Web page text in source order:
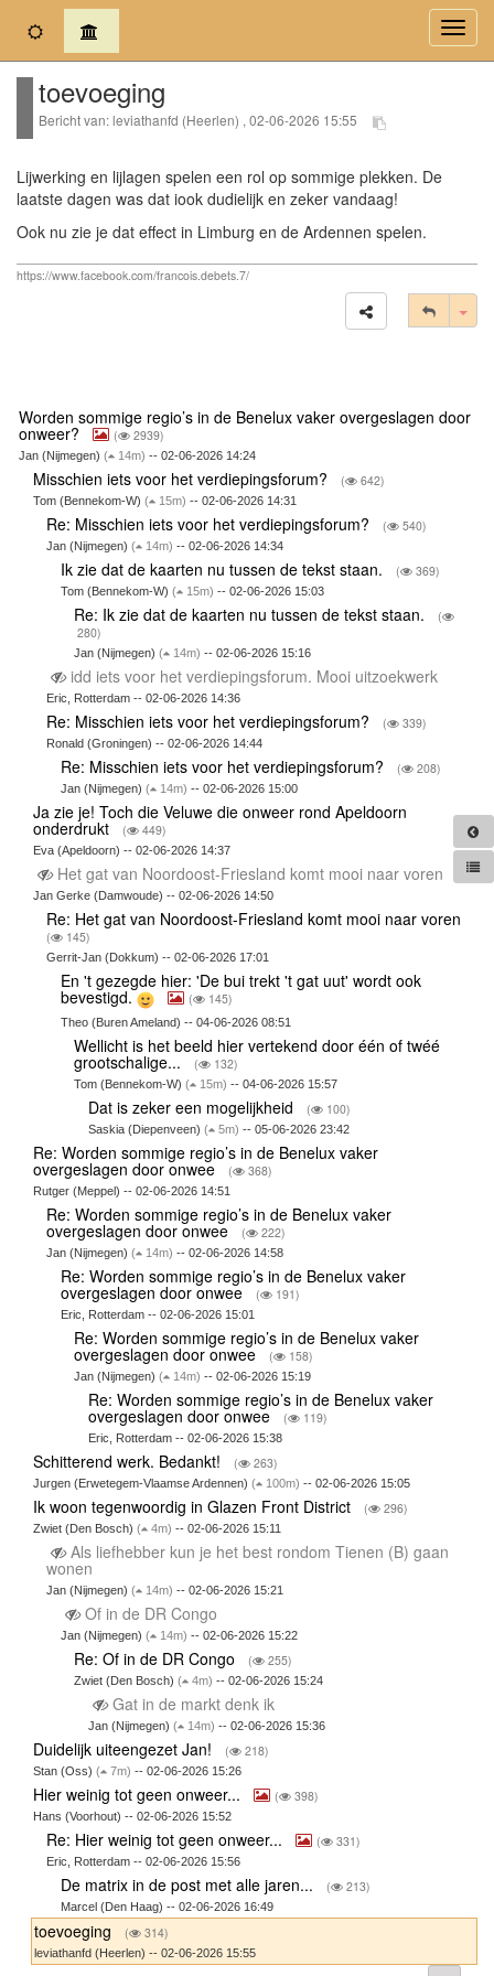
toevoeging
Bericht van: leviathanfd (Heerlen) , 02-06-2026 15:55
Lijwerking en lijlagen spelen een rol op sommige plekken. De
laatste dagen was dat iook dudielijk en zeker vandaag!
Ook nu zie je dat effect in Limburg en de Ardennen spelen.
https://www.facebook.com/francois.debets.7/
Worden sommige regio’s in de Benelux vaker overgeslagen door
onweer? ( 2939)
Jan (Nijmegen) ( 14m) -- 02-06-2026 14:24
Misschien iets voor het verdiepingsforum? ( 642)
Tom (Bennekom-W) ( 15m) -- 02-06-2026 14:31
Re: Misschien iets voor het verdiepingsforum? ( 540)
Jan (Nijmegen)( 14m) -- 02-06-2026 14:34
Ik zie dat de kaarten nu tussen de tekst staan. ( 369)
Tom (Bennekom-W) ( 15m) -- 02-06-2026 15:03
Re: Ik zie dat de kaarten nu tussen de tekst staan.
(
280)
Jan (Nijmegen)( 14m) -- 02-06-2026 15:16
idd iets voor het verdiepingsforum. Mooi uitzoekwerk
Eric, Rotterdam -- 02-06-2026 14:36
Re: Misschien iets voor het verdiepingsforum? ( 339)
Ronald (Groningen) -- 02-06-2026 14:44
Re: Misschien iets voor het verdiepingsforum? ( 208)
Jan (Nijmegen) ( 14m) -- 02-06-2026 15:00
Ja zie je! Toch die Veluwe die onweer rond Apeldoorn
onderdrukt ( 449)
Eva (Apeldoorn) -- 02-06-2026 14:37
Het gat van Noordoost-Friesland komt mooi naar voren
Jan Gerke (Damwoude) -- 02-06-2026 14:50
Re: Het gat van Noordoost-Friesland komt mooi naar voren
( 145)
Gerrit-Jan (Dokkum) -- 02-06-2026 17:01
En 't gezegde hier: 'De bui trekt 't gat uut' wordt ook
bevestigd. ( 145)
Theo (Buren Ameland) -- 04-06-2026 08:51
Wellicht is het beeld hier vertekend door één of twéé
grootschalige... ( 132)
Tom (Bennekom-W)( 15m) -- 04-06-2026 15:57
Dat is zeker een mogelijkheid ( 100)
Saskia (Diepenveen) ( 5m) -- 05-06-2026 23:42
Re: Worden sommige regio’s in de Benelux vaker
overgeslagen door onwee ( 368)
Rutger (Meppel) -- 02-06-2026 14:51
Re: Worden sommige regio’s in de Benelux vaker
overgeslagen door onwee ( 222)
Jan (Nijmegen)( 14m) -- 02-06-2026 14:58
Re: Worden sommige regio’s in de Benelux vaker
overgeslagen door onwee ( 191)
Eric, Rotterdam -- 02-06-2026 15:01
Re: Worden sommige regio’s in de Benelux vaker
overgeslagen door onwee ( 158)
Jan (Nijmegen)( 14m) -- 02-06-2026 15:19
Re: Worden sommige regio’s in de Benelux vaker
overgeslagen door onwee ( 119)
Eric, Rotterdam -- 02-06-2026 15:38
Schitterend werk. Bedankt! ( 263)
Jurgen (Erwetegem-Vlaamse Ardennen) ( 100m) -- 02-06-2026 15:05
Ik woon tegenwoordig in Glazen Front District ( 296)
Zwiet (Den Bosch) ( 4m) -- 02-06-2026 15:11
Als liefhebber kun je het best rondom Tienen (B) gaan
wonen
Jan (Nijmegen)( 14m) -- 02-06-2026 15:21
Of in de DR Congo
Jan (Nijmegen) ( 14m) -- 02-06-2026 15:22
Re: Of in de DR Congo ( 255)
Zwiet (Den Bosch)( 4m) -- 02-06-2026 15:24
Gat in de markt denk ik
Jan (Nijmegen) ( 14m) -- 02-06-2026 15:36
Duidelijk uiteengezet Jan! ( 218)
Stan (Oss) ( 7m) -- 02-06-2026 15:26
Hier weinig tot geen onweer... ( 398)
Hans (Voorhout) -- 02-06-2026 15:52
Re: Hier weinig tot geen onweer... ( 331)
Eric, Rotterdam -- 02-06-2026 15:56
De matrix in de post met alle jaren... ( 213)
Marcel (Den Haag) -- 02-06-2026 16:49
toevoeging ( 314)
leviathanfd (Heerlen) -- 02-06-2026 15:55